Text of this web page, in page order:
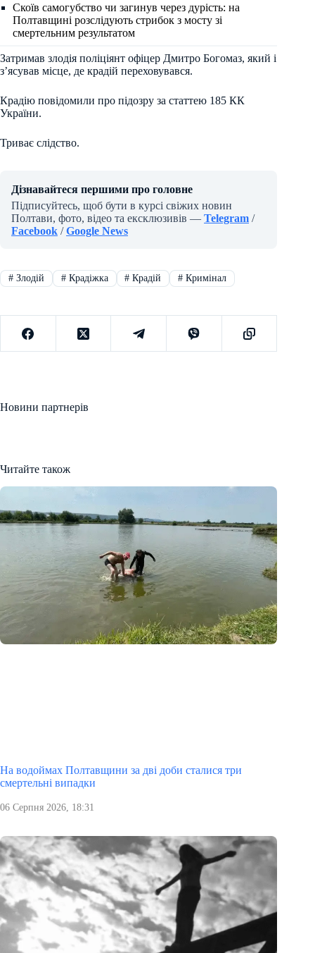
Скоїв самогубство чи загинув через дурість: на
Полтавщині розслідують стрибок з мосту зі
смертельним результатом
Затримав злодія поліціянт офіцер Дмитро Богомаз, який і
з’ясував місце, де крадій переховувався.
Крадію повідомили про підозру за статтею 185 КК
України.
Триває слідство.
Дізнавайтеся першими про головне
Підписуйтесь, щоб бути в курсі свіжих новин
Полтави, фото, відео та ексклюзивів — Telegram /
Facebook /Google News
#Злодій #Крадіжка # Крадій # Кримінал
Новини партнерів
Читайте також
На водоймах Полтавщини за дві доби сталися три
смертельні випадки
06 Серпня 2026, 18:31